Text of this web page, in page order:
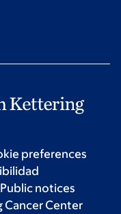
preferences
Public notices
Cancer Center